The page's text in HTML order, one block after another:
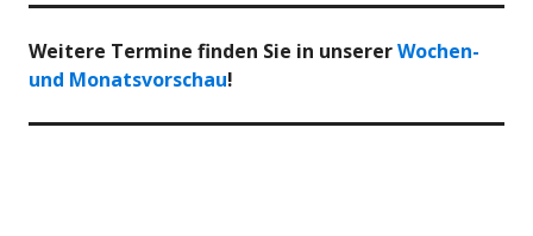
Weitere Termine finden Sie in unsererWochen-
und Monatsvorschau!